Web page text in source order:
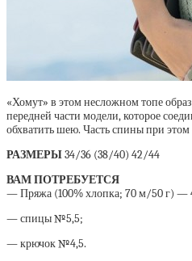
«Хомут» в этом несложном топе
передней части модели, которое
обхватить шею. Часть спины при этом
РАЗМЕРЫ34/36 (38/40) 42/44
ВАМ ПОТРЕБУЕТСЯ
— Пряжа (100% хлопка; 70 м/50 г) —
— спицы №5,5;
— крючок №4,5.